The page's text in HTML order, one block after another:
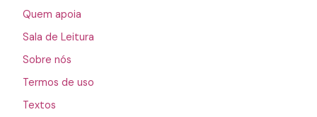
Quem apoia
Sala de Leitura
Sobre nós
Termos de uso
Textos